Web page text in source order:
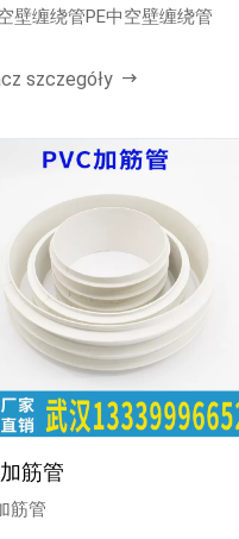
壁缠绕管PE中空壁缠绕管
szczegóły
筋管
筋管